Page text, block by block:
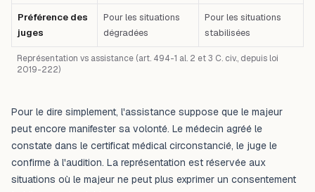
Représentation vs assistance (art. 494-1 al. 2 et 3 C. civ., depuis loi
2019-222)
Préférence des
juges
Pour les situations
dégradées
Pour les situations
stabilisées
Pour le dire simplement, l'assistance suppose que le majeur
peut encore manifester sa volonté. Le médecin agréé le
constate dans le certificat médical circonstancié, le juge le
confirme à l'audition. La représentation est réservée aux
situations où le majeur ne peut plus exprimer un consentement